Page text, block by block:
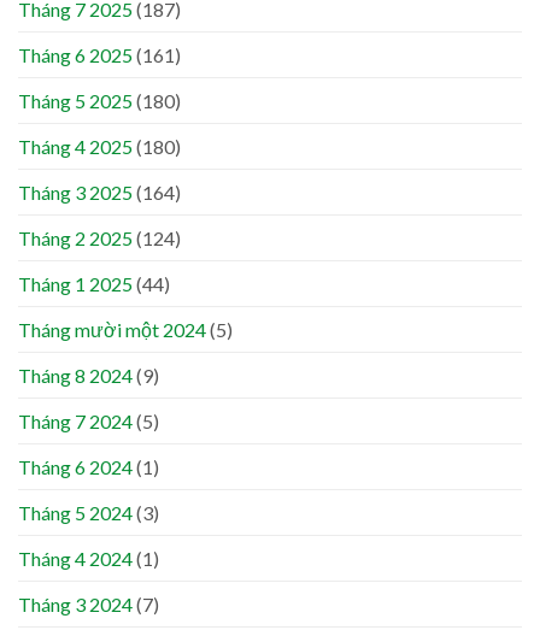
Tháng 7 2025(187)
Tháng 6 2025(161)
Tháng 5 2025(180)
Tháng 4 2025(180)
Tháng 3 2025(164)
Tháng 2 2025(124)
Tháng 1 2025(44)
Tháng mười một 2024(5)
Tháng 8 2024(9)
Tháng 7 2024(5)
Tháng 6 2024(1)
Tháng 5 2024(3)
Tháng 4 2024(1)
Tháng 3 2024(7)